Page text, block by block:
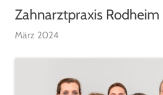
Zahnarztpraxis Rodheim
März 2024